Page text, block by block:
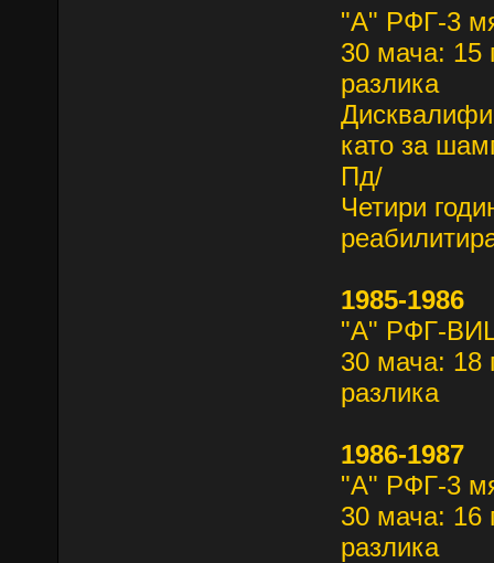
"А" РФГ-3
30 мача: 15
разлика
като за
Пд/
Четири
1985-1986
"А" РФГ-
30 мача: 18
разлика
1986-1987
"А" РФГ-3
30 мача: 16
разлика